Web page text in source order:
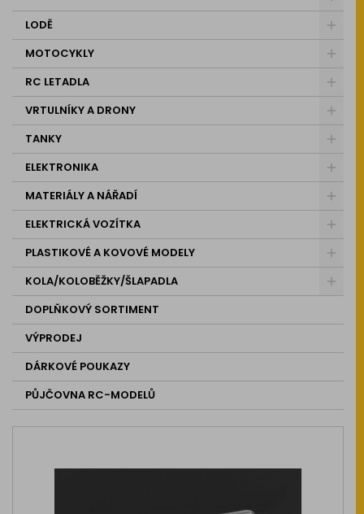
LODĚ
MOTOCYKLY
RC LETADLA
VRTULNÍKY A DRONY
TANKY
ELEKTRONIKA
MATERIÁLY A NÁŘADÍ
ELEKTRICKÁ VOZÍTKA
PLASTIKOVÉ A KOVOVÉ MODELY
KOLA/KOLOBĚŽKY/ŠLAPADLA
DOPLŇKOVÝ SORTIMENT
VÝPRODEJ
DÁRKOVÉ POUKAZY
PŮJČOVNA RC-MODELŮ